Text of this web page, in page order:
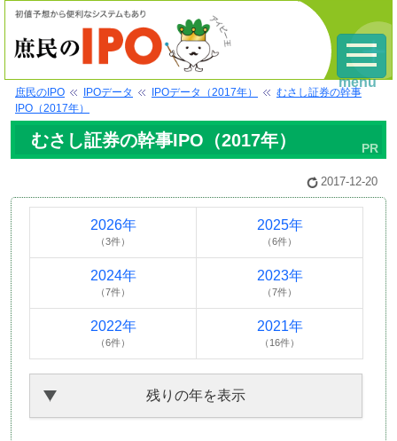
庶民のIPO IPOデータ IPOデータ（2017年）
むさし証券の幹事
IPO（2017年）
むさし証券の幹事IPO（2017年）
2017-12-20
2026年
（3件）
2025年
（6件）
2024年
（7件）
2023年
（7件）
2022年
（6件）
2021年
（16件）
残りの年を表示
menu